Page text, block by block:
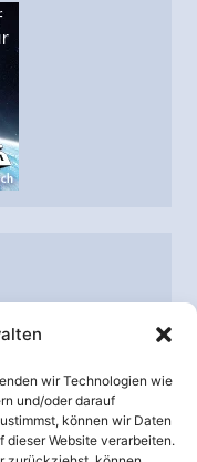
wir Technologien wie
und/oder darauf
können wir Daten
dieser Website verarbeiten.